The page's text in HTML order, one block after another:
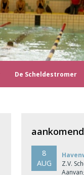
De Scheldestromer
8
AUG
Z.V.